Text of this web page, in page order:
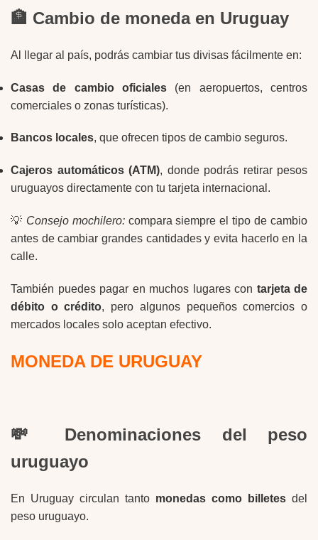
🏦 Cambio de moneda en Uruguay
Al llegar al país, podrás cambiar tus divisas fácilmente en:
Casas de cambio oficiales (en aeropuertos, centros
comerciales o zonas turísticas).
Bancos locales, que ofrecen tipos de cambio seguros.
Cajeros automáticos (ATM), donde podrás retirar pesos
uruguayos directamente con tu tarjeta internacional.
💡 Consejo mochilero:compara siempre el tipo de cambio
antes de cambiar grandes cantidades y evita hacerlo en la
calle.
También puedes pagar en muchos lugares con tarjeta de
débito o crédito, pero algunos pequeños comercios o
mercados locales solo aceptan efectivo.
MONEDA DE URUGUAY
💸 Denominaciones del peso
uruguayo
En Uruguay circulan tanto monedas como billetes del
peso uruguayo.